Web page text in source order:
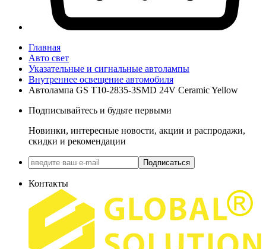
Главная
Авто свет
Указательные и сигнальные автолампы
Внутреннее освещение автомобиля
Автолампа GS T10-2835-3SMD 24V Ceramic Yellow
Подписывайтесь и будьте первыми
Новинки, интересные новости, акции и распродажи,
скидки и рекомендации
Подписаться
Контакты